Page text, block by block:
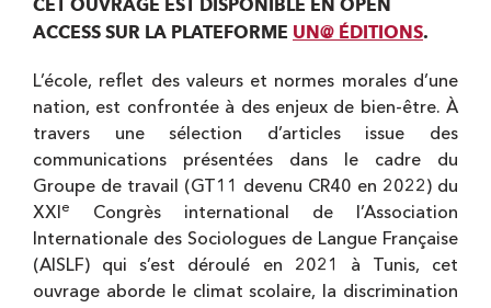
CET OUVRAGE EST DISPONIBLE EN OPEN
ACCESS SUR LA PLATEFORME UN@ ÉDITIONS.
L’école, reflet des valeurs et normes morales d’une
nation, est confrontée à des enjeux de bien-être. À
travers une sélection d’articles issue des
communications présentées dans le cadre du
Groupe de travail (GT11 devenu CR40 en 2022) du
XXI e
Congrès international de l’Association
Internationale des Sociologues de Langue Française
(AISLF) qui s’est déroulé en 2021 à Tunis, cet
ouvrage aborde le climat scolaire, la discrimination